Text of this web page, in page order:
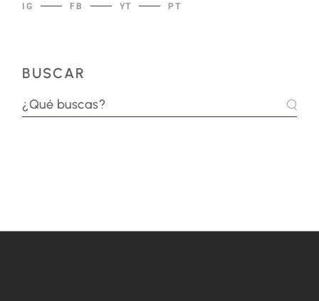
IG FB YT PT
BUSCAR